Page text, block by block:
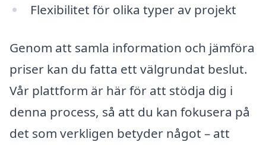
Flexibilitet för olika typer av projekt
Genom att samla information och jämföra
priser kan du fatta ett välgrundat beslut.
Vår plattform är här för att stödja dig i
denna process, så att du kan fokusera på
det som verkligen betyder något – att